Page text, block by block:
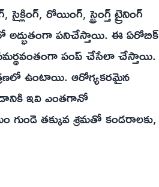
రోయింగ్, స్ట్రెంగ్త్ ట్రైనింగ్
పనిచేస్తాయి. ఈ ఏరోబిక్
పంప్ చేసేలా చేస్తాయి.
ఉంటాయి. ఆరోగ్యకరమైన
ఇవి ఎంతగానో
తక్కువ శ్రమతో కండరాలకు,